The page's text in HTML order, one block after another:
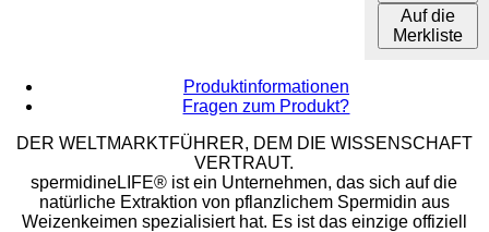
Auf die
Merkliste
Produktinformationen
Fragen zum Produkt?
DER WELTMARKTFÜHRER, DEM DIE WISSENSCHAFT
VERTRAUT.
spermidineLIFE® ist ein Unternehmen, das sich auf die
natürliche Extraktion von pflanzlichem Spermidin aus
Weizenkeimen spezialisiert hat. Es ist das einzige offiziell